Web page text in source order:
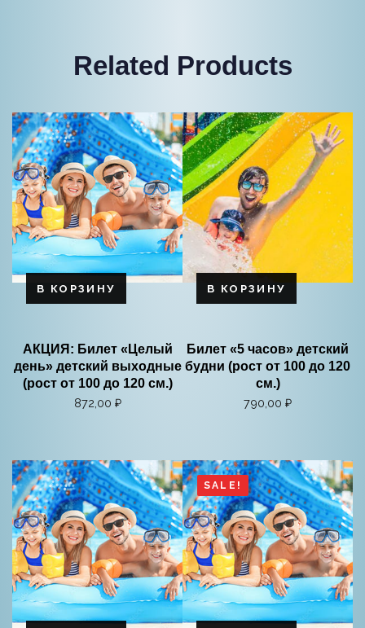
Related Products
В КОРЗИНУ
АКЦИЯ: Билет «Целый
день» детский выходные
(рост от 100 до 120 см.)
872,00 ₽
В КОРЗИНУ
Билет «5 часов» детский
будни (рост от 100 до 120
см.)
790,00 ₽
SALE!